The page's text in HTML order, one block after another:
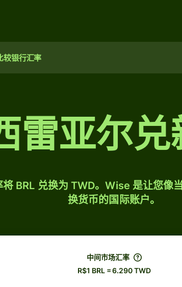
较银行汇率
雷亚尔兑
BRL 兑换为 TWD。Wise 是让您像
换货币的国际账户。
中间市场汇率
R$1 BRL = 6.290 TWD